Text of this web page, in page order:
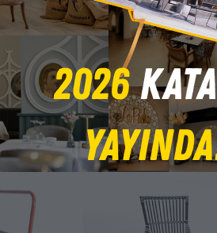
© 2025 Kamsan Sandalye - Bursa İnegöl